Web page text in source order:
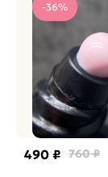
-36%
490 ₽ 760 ₽